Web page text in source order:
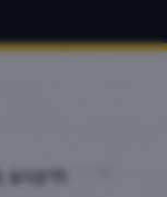
חיפוש